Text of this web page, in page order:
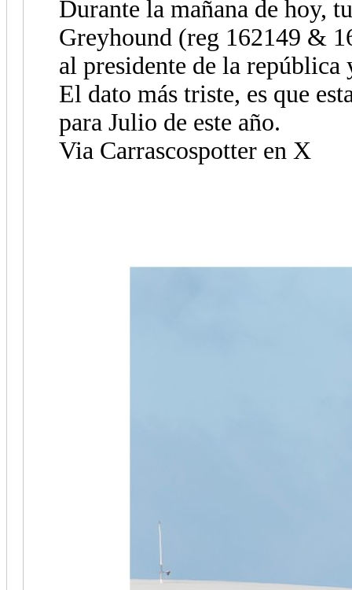
Durante la mañana de hoy,
Greyhound (reg 162149 &
al presidente de la república
El dato más triste, es que
para Julio de este año.
Via Carrascospotter en X